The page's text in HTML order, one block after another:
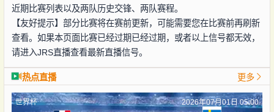
近期比赛列表以及两队历史交锋、两队赛程。
【友好提示】部分比赛将在赛前更新，可能需要您在比赛前再刷新
查看。如果本页面比赛已经过期已经过期，或者以上信号都无效，
请进入JRS直播查看最新直播信号。
热点直播 更多
世界杯 2026年07月01日 05:00